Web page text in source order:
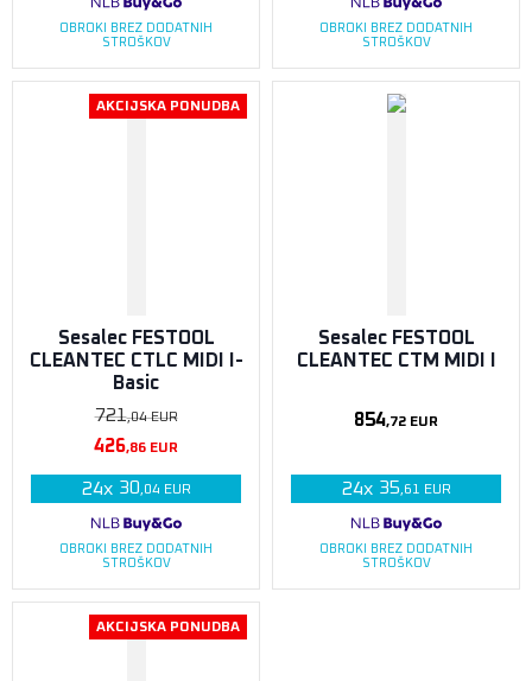
OBROKI BREZ DODATNIH
STROŠKOV
OBROKI BREZ DODATNIH
STROŠKOV
AKCIJSKA PONUDBA
Sesalec FESTOOL
CLEANTEC CTLC MIDI I-
Basic
721,04EUR
426,86 EUR
24x 30,04 EUR
OBROKI BREZ DODATNIH
STROŠKOV
Sesalec FESTOOL
CLEANTEC CTM MIDI I
854,72 EUR
24x 35,61 EUR
OBROKI BREZ DODATNIH
STROŠKOV
AKCIJSKA PONUDBA